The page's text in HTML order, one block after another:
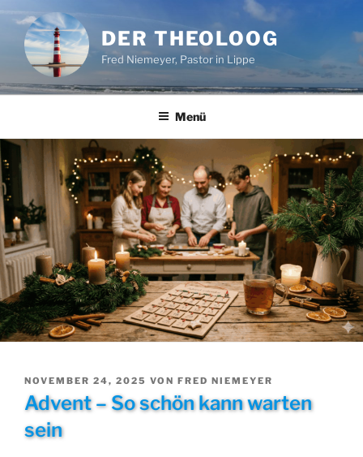
Inhalt
springen
DER THEOLOOG
Fred Niemeyer, Pastor in Lippe
Menü
VERÖFFENTLICHT
AM
NOVEMBER 24, 2025 VON FRED NIEMEYER
Advent – So schön kann warten
sein